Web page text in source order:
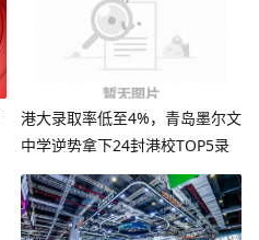
港大录取率低至4%，青岛墨尔文
中学逆势拿下24封港校TOP5录
取